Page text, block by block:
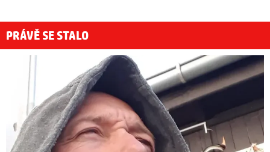
PRÁVĚ SE STALO